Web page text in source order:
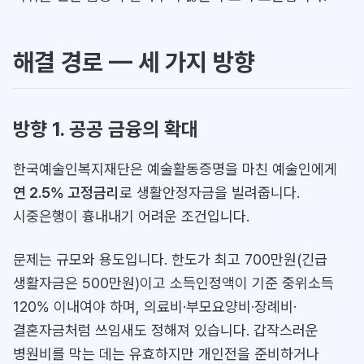
해결 경로 — 세 가지 방향
방향 1. 공공 금융의 확대
한국예술인복지재단은 예술활동증명을 마친 예술인에게
연 2.5% 고정금리로 생활안정자금을 빌려줍니다.
시중은행이 흉내내기 어려운 조건입니다.
문제는 규모와 용도입니다. 한도가 최고 700만원(긴급
생활자금은 500만원)이고 소득인정액이 기준 중위소득
120% 이내여야 하며, 의료비·부모요양비·장례비·
결혼자금처럼 쓰임새도 정해져 있습니다. 갑작스러운
병원비를 막는 데는 유효하지만 개인전을 준비하거나